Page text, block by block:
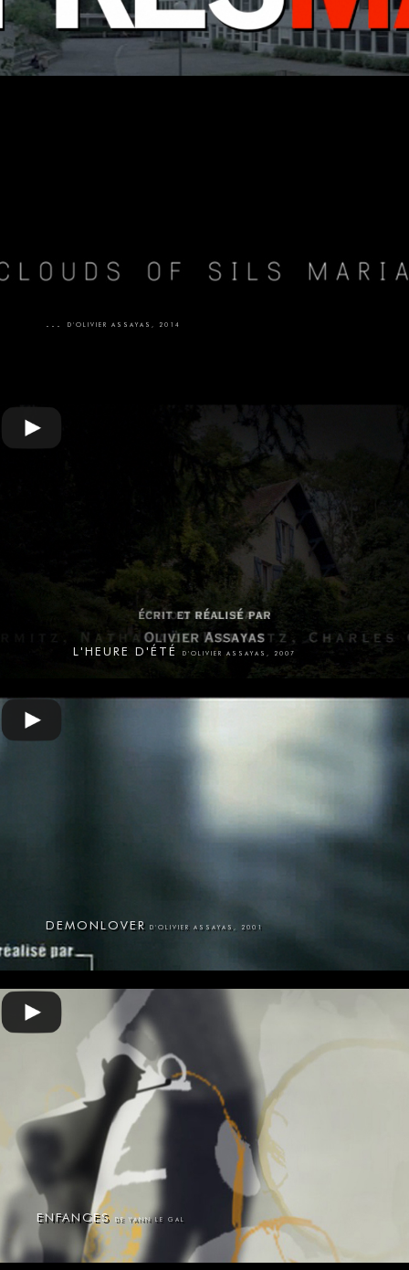
D'OLIVIER ASSAYAS, 2014
L'HEURE D'ÉTÉ D'OLIVIER ASSAYAS, 2007
DEMONLOVER D'OLIVIER ASSAYAS, 2001
ENFANCESDE YANN LE GAL